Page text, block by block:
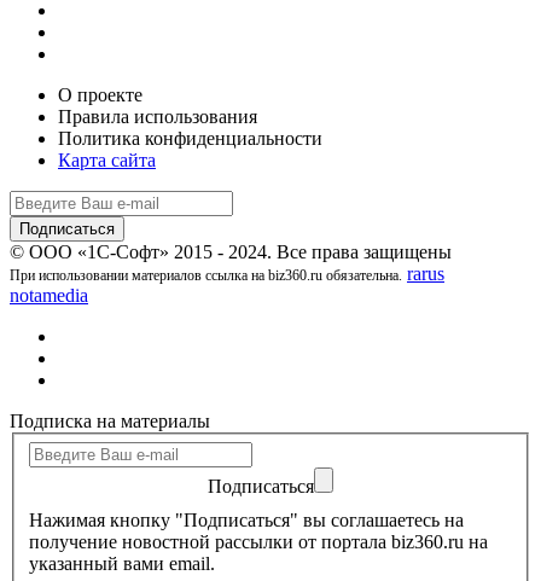
О проекте
Правила использования
Политика конфиденциальности
Карта сайта
© ООО «1С-Софт» 2015 - 2024. Все права защищены
При использовании материалов ссылка на biz360.ru обязательна. rarus
notamedia
Подписка на материалы
Подписаться
Нажимая кнопку "Подписаться" вы соглашаетесь на
получение новостной рассылки от портала biz360.ru на
указанный вами email.